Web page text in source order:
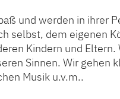
und werden in ihrer
selbst, dem eigenen
Kindern und Eltern.
Sinnen. Wir gehen
Musik u.v.m..